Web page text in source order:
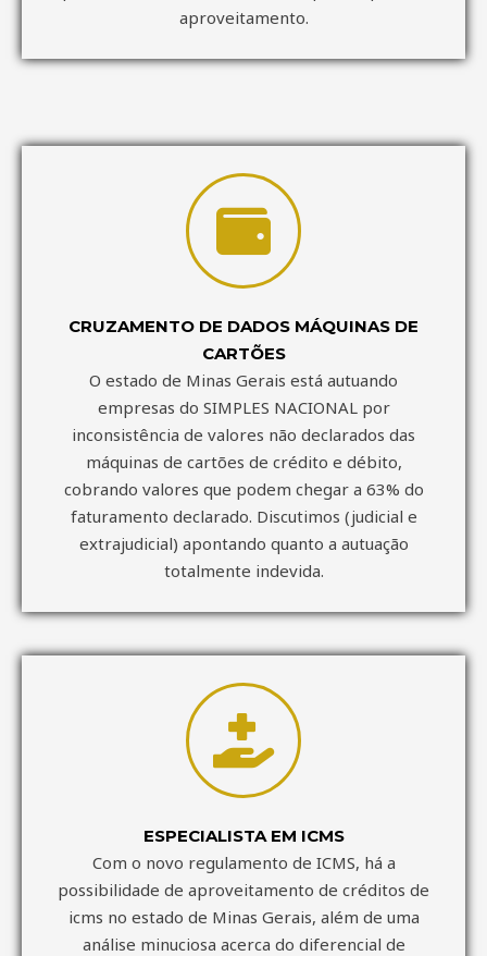
aproveitamento.
CRUZAMENTO DE DADOS MÁQUINAS DE
CARTÕES
O estado de Minas Gerais está autuando
empresas do SIMPLES NACIONAL por
inconsistência de valores não declarados das
máquinas de cartões de crédito e débito,
cobrando valores que podem chegar a 63% do
faturamento declarado. Discutimos (judicial e
extrajudicial) apontando quanto a autuação
totalmente indevida.
ESPECIALISTA EM ICMS
Com o novo regulamento de ICMS, há a
possibilidade de aproveitamento de créditos de
icms no estado de Minas Gerais, além de uma
análise minuciosa acerca do diferencial de